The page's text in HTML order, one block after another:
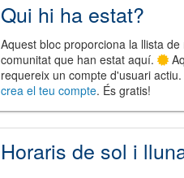
Qui hi ha estat?
Aquest bloc proporciona la llista
comunitat que han estat aquí.
requereix un compte d'usuari actiu.
crea el teu compte. És gratis!
Horaris de sol i